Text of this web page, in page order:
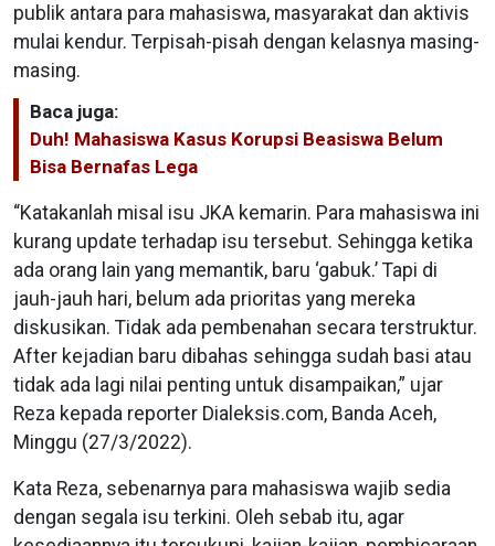
publik antara para mahasiswa, masyarakat dan aktivis
mulai kendur. Terpisah-pisah dengan kelasnya masing-
masing.
Baca juga:
Duh! Mahasiswa Kasus Korupsi Beasiswa Belum
Bisa Bernafas Lega
“Katakanlah misal isu JKA kemarin. Para mahasiswa ini
kurang update terhadap isu tersebut. Sehingga ketika
ada orang lain yang memantik, baru ‘gabuk.’ Tapi di
jauh-jauh hari, belum ada prioritas yang mereka
diskusikan. Tidak ada pembenahan secara terstruktur.
After kejadian baru dibahas sehingga sudah basi atau
tidak ada lagi nilai penting untuk disampaikan,” ujar
Reza kepada reporter Dialeksis.com, Banda Aceh,
Minggu (27/3/2022).
Kata Reza, sebenarnya para mahasiswa wajib sedia
dengan segala isu terkini. Oleh sebab itu, agar